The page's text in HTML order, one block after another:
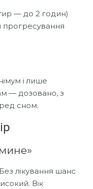
— до 2 годин)
прогресування
і лише
— дозовано, з
сном.
лікування шанс
Вік